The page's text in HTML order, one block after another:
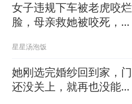
女子违规下车被老虎咬烂
脸，母亲救她被咬死，最
星星汤泡饭
她刚选完婚纱回到家，门
还没关上，就再也没能出